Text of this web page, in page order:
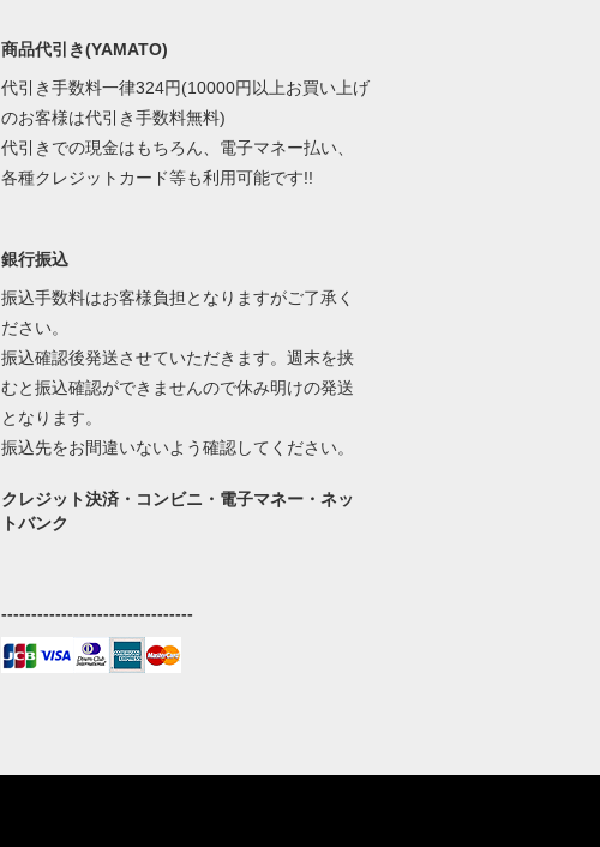
商品代引き(YAMATO)
代引き手数料一律324円(10000円以上お買い上げ
のお客様は代引き手数料無料)
代引きでの現金はもちろん、電子マネー払い、
各種クレジットカード等も利用可能です!!
銀行振込
振込手数料はお客様負担となりますがご了承く
ださい。
振込確認後発送させていただきます。週末を挟
むと振込確認ができませんので休み明けの発送
となります。
振込先をお間違いないよう確認してください。
クレジット決済・コンビニ・電子マネー・ネッ
トバンク
--------------------------------